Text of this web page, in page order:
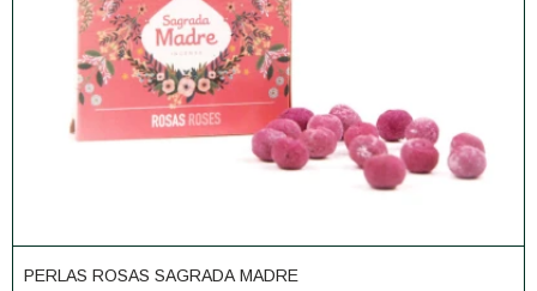
PERLAS ROSAS SAGRADA MADRE